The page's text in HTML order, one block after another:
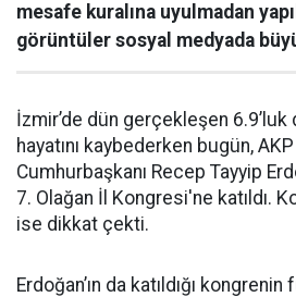
mesafe kuralına uyulmadan
görüntüler sosyal medyada
İzmir’de dün gerçekleşen
hayatını kaybederken bugün,
Cumhurbaşkanı Recep Tayyip
7. Olağan İl Kongresi'ne katıldı.
ise dikkat çekti.
Erdoğan’ın da katıldığı